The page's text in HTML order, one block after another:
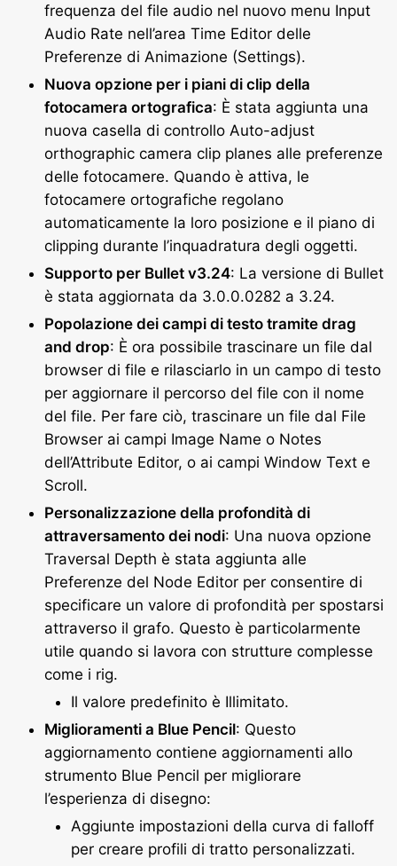
frequenza del file audio nel nuovo menu Input
Audio Rate nell’area Time Editor delle
Preferenze di Animazione (Settings).
Nuova opzione per i piani di clip della
fotocamera ortografica: È stata aggiunta una
nuova casella di controllo Auto-adjust
orthographic camera clip planes alle preferenze
delle fotocamere. Quando è attiva, le
fotocamere ortografiche regolano
automaticamente la loro posizione e il piano di
clipping durante l’inquadratura degli oggetti.
Supporto per Bullet v3.24: La versione di Bullet
è stata aggiornata da 3.0.0.0282 a 3.24.
Popolazione dei campi di testo tramite drag
and drop: È ora possibile trascinare un file dal
browser di file e rilasciarlo in un campo di testo
per aggiornare il percorso del file con il nome
del file. Per fare ciò, trascinare un file dal File
Browser ai campi Image Name o Notes
dell’Attribute Editor, o ai campi Window Text e
Scroll.
Personalizzazione della profondità di
attraversamento dei nodi: Una nuova opzione
Traversal Depth è stata aggiunta alle
Preferenze del Node Editor per consentire di
specificare un valore di profondità per spostarsi
attraverso il grafo. Questo è particolarmente
utile quando si lavora con strutture complesse
come i rig.
Il valore predefinito è Illimitato.
Miglioramenti a Blue Pencil: Questo
aggiornamento contiene aggiornamenti allo
strumento Blue Pencil per migliorare
l’esperienza di disegno:
Aggiunte impostazioni della curva di falloff
per creare profili di tratto personalizzati.